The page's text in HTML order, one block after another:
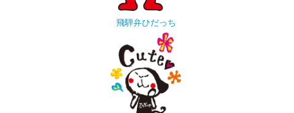
飛騨弁ひだっち